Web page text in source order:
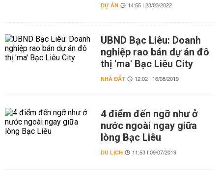
DỰ ÁN 14:55 | 23/03/2022
UBND Bạc Liêu: Doanh
nghiệp rao bán dự án đô
thị 'ma' Bạc Liêu City
NHÀ ĐẤT 12:02 | 16/08/2019
4 điểm đến ngỡ như ở
nước ngoài ngay giữa
lòng Bạc Liêu
DU LỊCH 11:53 | 09/07/2019